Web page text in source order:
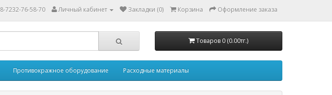
8-7232-76-58-70 Личный кабинет Закладки (0) Корзина Оформление заказа
Товаров 0 (0.00тг.)
Противокражное оборудование Расходные материалы